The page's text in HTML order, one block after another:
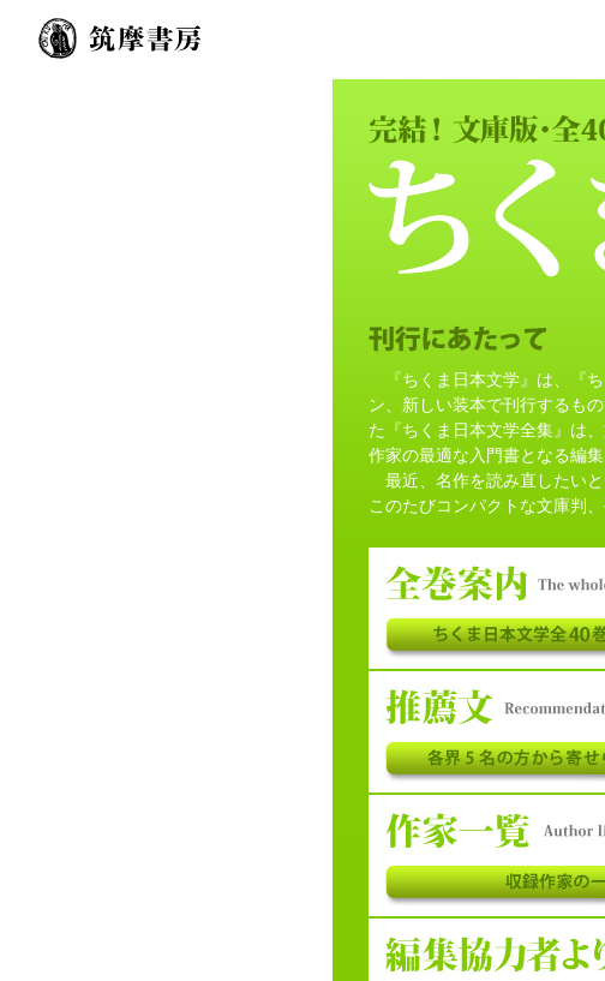
『ちくま日本文学』は、『
ン、新しい装本で刊行するも
た『ちくま日本文学全集』は
作家の最適な入門書となる編
最近、名作を読み直したい
このたびコンパクトな文庫判